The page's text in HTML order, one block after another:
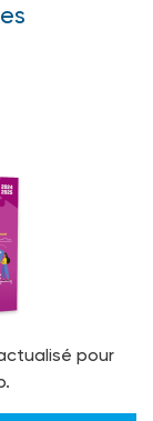
pour